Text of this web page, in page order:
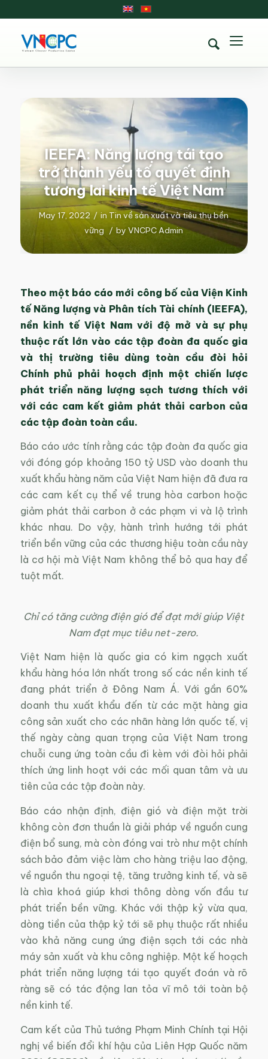
IEEFA: Năng lượng tái tạo
trở thành yếu tố quyết định
tương lai kinh tế Việt Nam
May 17, 2022 / in Tin về sản xuất và tiêu thụ bền
vững / byVNCPC Admin
Theo một báo cáo mới công bố của Viện Kinh
tế Năng lượng và Phân tích Tài chính (IEEFA),
nền kinh tế Việt Nam với độ mở và sự phụ
thuộc rất lớn vào các tập đoàn đa quốc gia
và thị trường tiêu dùng toàn cầu đòi hỏi
Chính phủ phải hoạch định một chiến lược
phát triển năng lượng sạch tương thích với
với các cam kết giảm phát thải carbon của
các tập đoàn toàn cầu.
Báo cáo ước tính rằng các tập đoàn đa quốc gia
với đóng góp khoảng 150 tỷ USD vào doanh thu
xuất khẩu hàng năm của Việt Nam hiện đã đưa ra
các cam kết cụ thể về trung hòa carbon hoặc
giảm phát thải carbon ở các phạm vi và lộ trình
khác nhau. Do vậy, hành trình hướng tới phát
triển bền vững của các thương hiệu toàn cầu này
là cơ hội mà Việt Nam không thể bỏ qua hay để
tuột mất.
Chỉ có tăng cường điện gió để đạt mới giúp Việt
Nam đạt mục tiêu net-zero.
Việt Nam hiện là quốc gia có kim ngạch xuất
khẩu hàng hóa lớn nhất trong số các nền kinh tế
đang phát triển ở Đông Nam Á. Với gần 60%
doanh thu xuất khẩu đến từ các mặt hàng gia
công sản xuất cho các nhãn hàng lớn quốc tế, vị
thế ngày càng quan trọng của Việt Nam trong
chuỗi cung ứng toàn cầu đi kèm với đòi hỏi phải
thích ứng linh hoạt với các mối quan tâm và ưu
tiên của các tập đoàn này.
Báo cáo nhận định, điện gió và điện mặt trời
không còn đơn thuần là giải pháp về nguồn cung
điện bổ sung, mà còn đóng vai trò như một chính
sách bảo đảm việc làm cho hàng triệu lao động,
về nguồn thu ngoại tệ, tăng trưởng kinh tế, và sẽ
là chìa khoá giúp khơi thông dòng vốn đầu tư
phát triển bền vững. Khác với thập kỷ vừa qua,
dòng tiền của thập kỷ tới sẽ phụ thuộc rất nhiều
vào khả năng cung ứng điện sạch tới các nhà
máy sản xuất và khu công nghiệp. Một kế hoạch
phát triển năng lượng tái tạo quyết đoán và rõ
ràng sẽ có tác động lan tỏa vĩ mô tới toàn bộ
nền kinh tế.
Cam kết của Thủ tướng Phạm Minh Chính tại Hội
nghị về biến đổi khí hậu của Liên Hợp Quốc năm